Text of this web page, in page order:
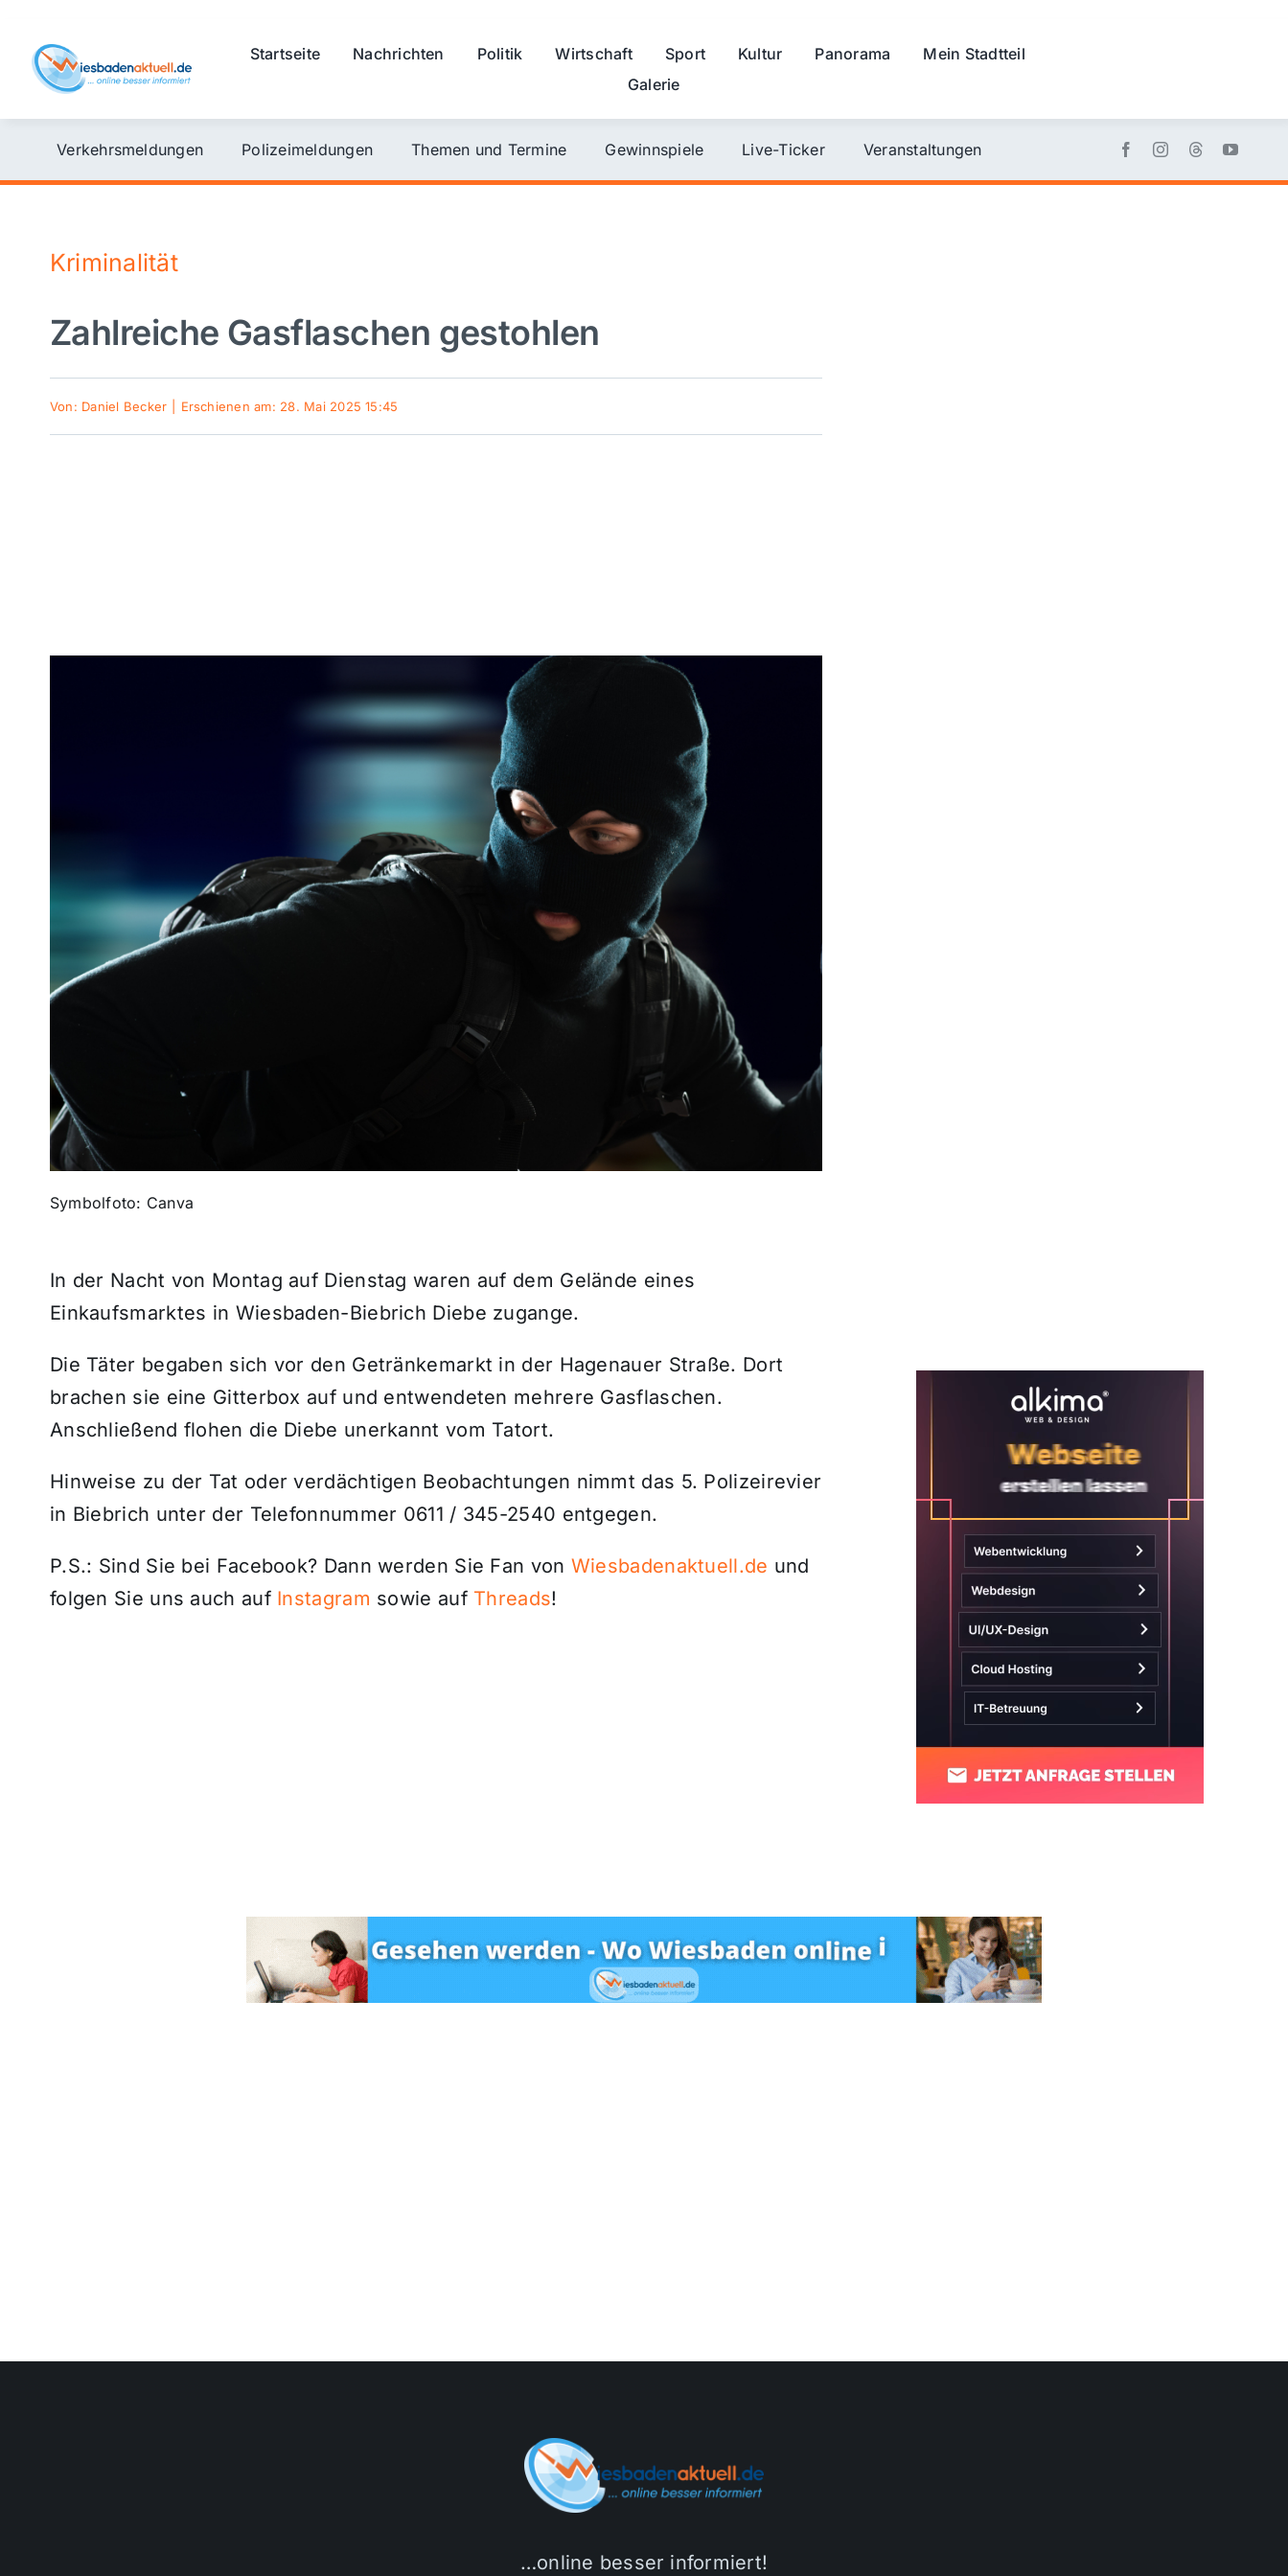
content
Startseite Nachrichten Politik Wirtschaft Sport Kultur Panorama
Mein Stadtteil
Galerie
Verkehrsmeldungen Polizeimeldungen Themen und Termine Gewinnspiele Live-Ticker Veranstaltungen
Kriminalität
Zahlreiche Gasflaschen gestohlen
Von: Daniel Becker Erschienen am: 28. Mai 2025 15:45
Symbolfoto: Canva
In der Nacht von Montag auf Dienstag waren auf dem Gelände eines
Einkaufsmarktes in Wiesbaden-Biebrich Diebe zugange.
Die Täter begaben sich vor den Getränkemarkt in der Hagenauer Straße. Dort
brachen sie eine Gitterbox auf und entwendeten mehrere Gasflaschen.
Anschließend flohen die Diebe unerkannt vom Tatort.
Hinweise zu der Tat oder verdächtigen Beobachtungen nimmt das 5. Polizeirevier
in Biebrich unter der Telefonnummer 0611 / 345-2540 entgegen.
P.S.: Sind Sie bei Facebook? Dann werden Sie Fan von Wiesbadenaktuell.de und
folgen Sie uns auch auf Instagram sowie auf Threads!
…online besser informiert!